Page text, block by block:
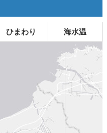
ひまわり 海水温